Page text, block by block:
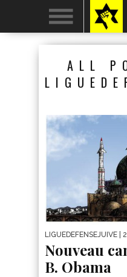
ALL
LIGUEDEFENSEJUIVE |
Nouveau
B. Obama